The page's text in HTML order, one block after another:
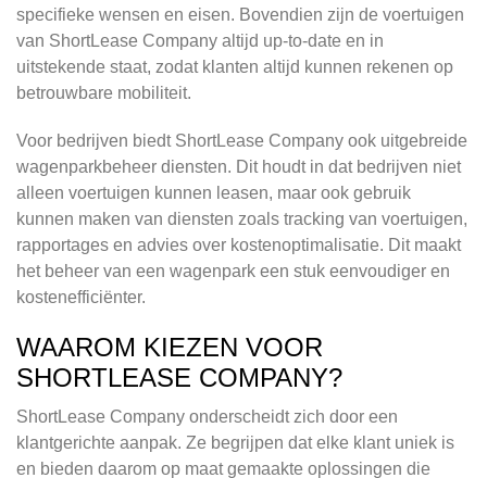
specifieke wensen en eisen. Bovendien zijn de voertuigen
van ShortLease Company altijd up-to-date en in
uitstekende staat, zodat klanten altijd kunnen rekenen op
betrouwbare mobiliteit.
Voor bedrijven biedt ShortLease Company ook uitgebreide
wagenparkbeheer diensten. Dit houdt in dat bedrijven niet
alleen voertuigen kunnen leasen, maar ook gebruik
kunnen maken van diensten zoals tracking van voertuigen,
rapportages en advies over kostenoptimalisatie. Dit maakt
het beheer van een wagenpark een stuk eenvoudiger en
kostenefficiënter.
WAAROM KIEZEN VOOR
SHORTLEASE COMPANY?
ShortLease Company onderscheidt zich door een
klantgerichte aanpak. Ze begrijpen dat elke klant uniek is
en bieden daarom op maat gemaakte oplossingen die